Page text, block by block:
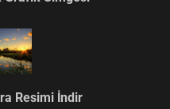
Resimi İndir